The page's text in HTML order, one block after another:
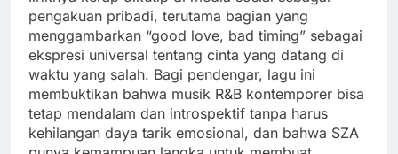
pengakuan pribadi, terutama bagian yang
menggambarkan “good love, bad timing” sebagai
ekspresi universal tentang cinta yang datang di
waktu yang salah. Bagi pendengar, lagu ini
membuktikan bahwa musik R&B kontemporer bisa
tetap mendalam dan introspektif tanpa harus
kehilangan daya tarik emosional, dan bahwa SZA